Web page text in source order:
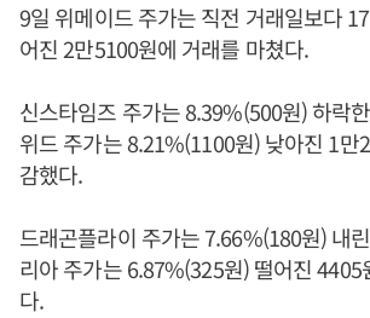
9일 위메이드 주가는 직전 거래일보다
어진 2만5100원에 거래를 마쳤다.
신스타임즈 주가는 8.39%(500원) 하락
위드 주가는 8.21%(1100원) 낮아진 1만
감했다.
드래곤플라이 주가는 7.66%(180원) 내
리아 주가는 6.87%(325원) 떨어진 4405
다.